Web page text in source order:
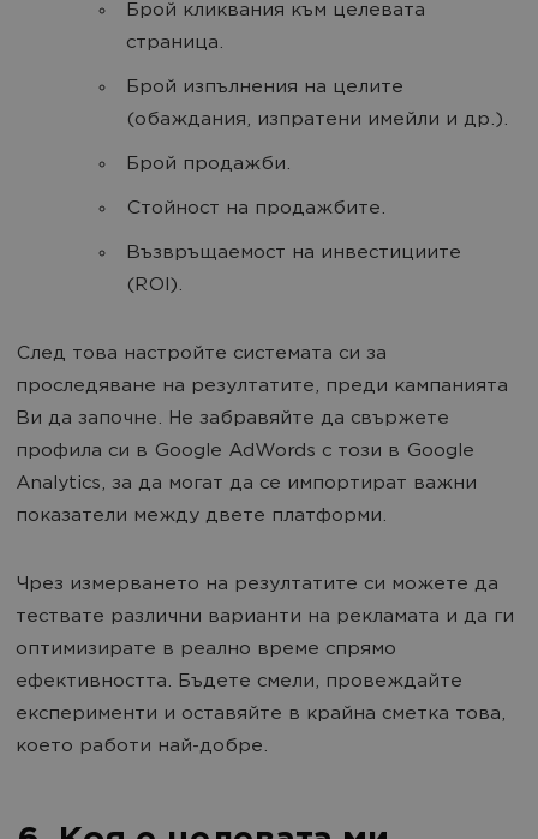
Брой кликвания към целевата
страница.
Брой изпълнения на целите
(обаждания, изпратени имейли и др.).
Брой продажби.
Стойност на продажбите.
Възвръщаемост на инвестициите
(ROI).
След това настройте системата си за
проследяване на резултатите, преди кампанията
Ви да започне. Не забравяйте да свържете
профила си в Google AdWords с този в Google
Analytics, за да могат да се импортират важни
показатели между двете платформи.
Чрез измерването на резултатите си можете да
тествате различни варианти на рекламата и да ги
оптимизирате в реално време спрямо
ефективността. Бъдете смели, провеждайте
експерименти и оставяйте в крайна сметка това,
което работи най-добре.